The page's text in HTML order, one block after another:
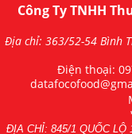
Công Ty TNHH
Địa chỉ: 363/52-54 Bình
Điện thoại:
ĐỊA CHỈ: 845/1 QUỐC LỘ